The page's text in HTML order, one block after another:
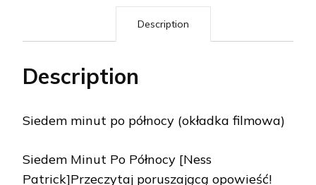
Description
Description
Siedem minut po północy (okładka filmowa)
Siedem Minut Po Północy [Ness
Patrick]Przeczytaj poruszającą opowieść!